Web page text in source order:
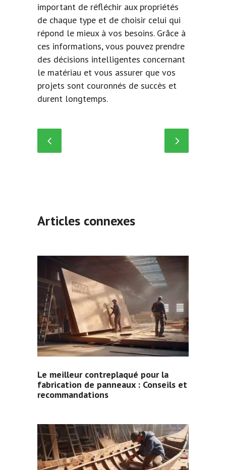
important de réfléchir aux propriétés
de chaque type et de choisir celui qui
répond le mieux à vos besoins. Grâce à
ces informations, vous pouvez prendre
des décisions intelligentes concernant
le matériau et vous assurer que vos
projets sont couronnés de succès et
durent longtemps.
Articles connexes
Le meilleur contreplaqué pour la
fabrication de panneaux : Conseils et
recommandations